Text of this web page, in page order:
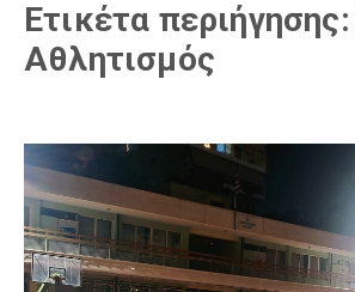
Ετικέτα
Αθλητισμός